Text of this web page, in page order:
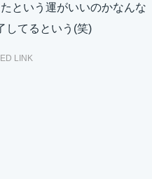
という運がいいのかなんな
してるという(笑)
LINK